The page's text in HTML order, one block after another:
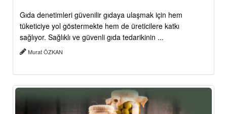
Gıda denetimleri güvenilir gıdaya ulaşmak için hem
tüketiciye yol göstermekte hem de üreticilere katkı
sağlıyor. Sağlıklı ve güvenli gıda tedarikinin ...
Murat ÖZKAN